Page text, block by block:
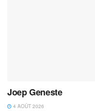
Joep Geneste
4 AOÛT 2026